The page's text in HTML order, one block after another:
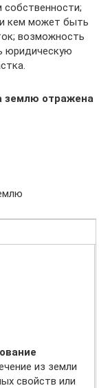
кем может быть
возможность
юридическую
землю отражена
из земли
свойств или